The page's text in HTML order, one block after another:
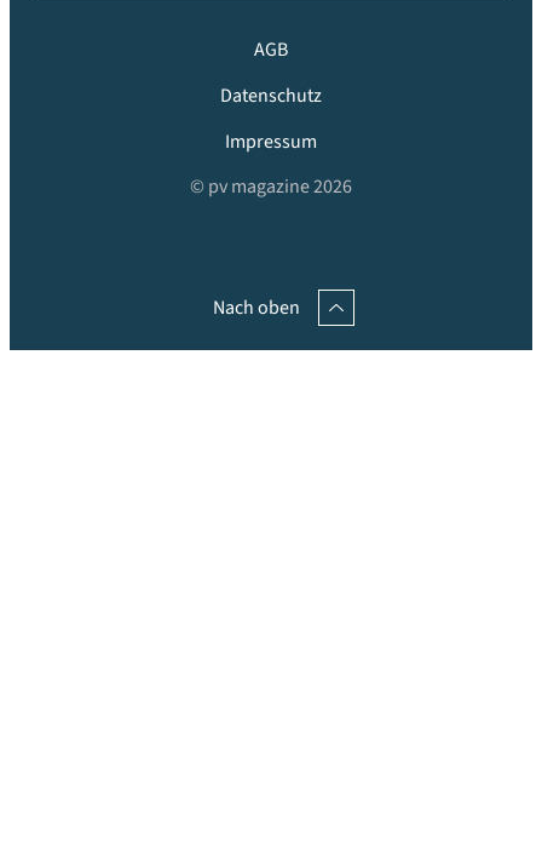
AGB
Datenschutz
Impressum
© pv magazine 2026
Nach oben